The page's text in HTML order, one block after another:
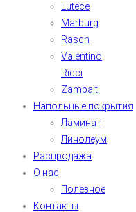
Lutece
Marburg
Rasch
Valentino
Ricci
Zambaiti
Напольные покрытия
Ламинат
Линолеум
Распродажа
О нас
Полезное
Контакты